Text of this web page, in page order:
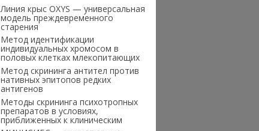
Линия крыс OXYS — универсальная
модель преждевременного
старения
Метод идентификации
индивидуальных хромосом в
половых клетках млекопитающих
Метод скрининга антител против
нативных эпитопов редких
антигенов
Методы скрининга психотропных
препаратов в условиях,
приближенных к клиническим